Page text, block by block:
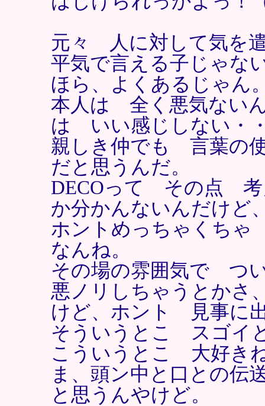
元々 人に対して気を
平気で言える子じゃな
ほら、よくあるじゃん
本人は 全く悪気ない
は いい感じしない・
親しき仲でも 言葉の
だと思うんだ。
DECOって その点 考
か分かんないんだけど
ホントめっちゃくちゃ
なんね。
その場の雰囲気で つ
悪ノリしちゃうとかさ
けど、ホント 見事に
そういうとこ スゴイ
こういうとこ 大好き
ま、頭ン中と口との
と思うんやけど。